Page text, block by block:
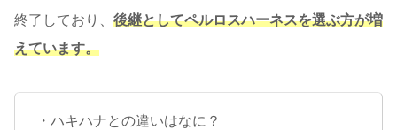
終了しており、 後継としてペルロスハーネスを選ぶ方が増
えています。
・ハキハナとの違いはなに？